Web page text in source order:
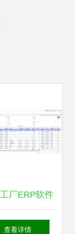
厂ERP软件
算机软件咨询
查看详情